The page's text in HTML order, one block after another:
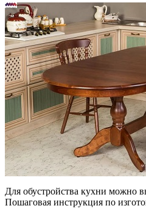
Для обустройства кухни можно
Пошаговая инструкция по